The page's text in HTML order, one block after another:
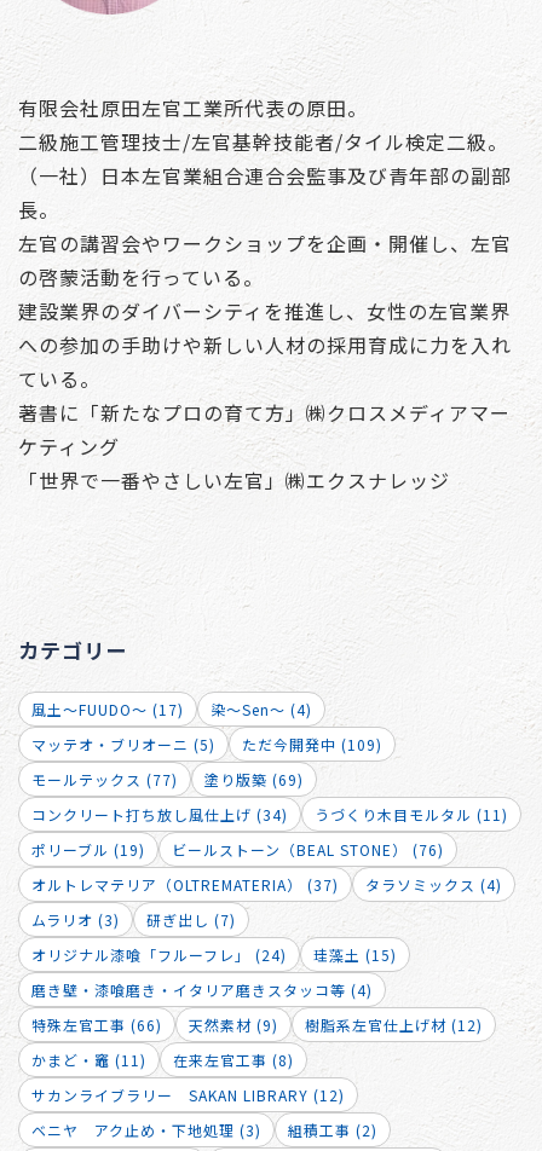
有限会社原田左官工業所代表の原田。
二級施工管理技士/左官基幹技能者/タイル検定二級。
（一社）日本左官業組合連合会監事及び青年部の副部
長。
左官の講習会やワークショップを企画・開催し、左官
の啓蒙活動を行っている。
建設業界のダイバーシティを推進し、女性の左官業界
への参加の手助けや新しい人材の採用育成に力を入れ
ている。
著書に「新たなプロの育て方」㈱クロスメディアマー
ケティング
「世界で一番やさしい左官」㈱エクスナレッジ
カテゴリー
風土～FUUDO～ (17)
染～Sen～ (4)
マッテオ・ブリオーニ (5)
ただ今開発中 (109)
モールテックス (77)
塗り版築 (69)
コンクリート打ち放し風仕上げ (34)
うづくり木目モルタル (11)
ポリーブル (19)
ビールストーン（BEAL STONE） (76)
オルトレマテリア（OLTREMATERIA） (37)
タラソミックス (4)
ムラリオ (3)
研ぎ出し (7)
オリジナル漆喰「フルーフレ」 (24)
珪藻土 (15)
磨き壁・漆喰磨き・イタリア磨きスタッコ等 (4)
特殊左官工事 (66)
天然素材 (9)
樹脂系左官仕上げ材 (12)
かまど・竈 (11)
在来左官工事 (8)
サカンライブラリー SAKAN LIBRARY (12)
ベニヤ アク止め・下地処理 (3)
組積工事 (2)